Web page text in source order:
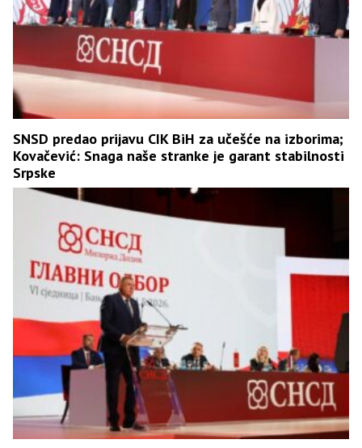
SNSD predao prijavu CIK BiH za učešće na izborima;
Kovačević: Snaga naše stranke je garant stabilnosti
Srpske